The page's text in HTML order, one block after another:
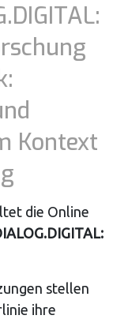
Kontext
die Online
stellen
ihre